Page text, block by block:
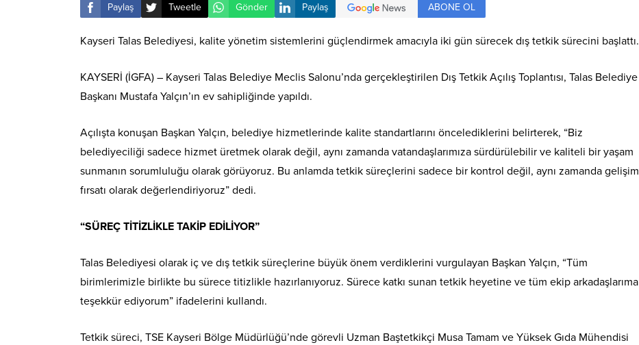
Paylaş Tweetle Gönder Paylaş ABONE OL
Kayseri Talas Belediyesi, kalite yönetim sistemlerini güçlendirmek amacıyla iki gün sürecek dış tetkik sürecini başlattı.
KAYSERİ (İGFA) – Kayseri Talas Belediye Meclis Salonu’nda gerçekleştirilen Dış Tetkik Açılış Toplantısı, Talas Belediye
Başkanı Mustafa Yalçın’ın ev sahipliğinde yapıldı.
Açılışta konuşan Başkan Yalçın, belediye hizmetlerinde kalite standartlarını öncelediklerini belirterek, “Biz
belediyeciliği sadece hizmet üretmek olarak değil, aynı zamanda vatandaşlarımıza sürdürülebilir ve kaliteli bir yaşam
sunmanın sorumluluğu olarak görüyoruz. Bu anlamda tetkik süreçlerini sadece bir kontrol değil, aynı zamanda gelişim
fırsatı olarak değerlendiriyoruz” dedi.
“SÜREÇ TİTİZLİKLE TAKİP EDİLİYOR”
Talas Belediyesi olarak iç ve dış tetkik süreçlerine büyük önem verdiklerini vurgulayan Başkan Yalçın, “Tüm
birimlerimizle birlikte bu sürece titizlikle hazırlanıyoruz. Sürece katkı sunan tetkik heyetine ve tüm ekip arkadaşlarıma
teşekkür ediyorum” ifadelerini kullandı.
Tetkik süreci, TSE Kayseri Bölge Müdürlüğü’nde görevli Uzman Baştetkikçi Musa Tamam ve Yüksek Gıda Mühendisi